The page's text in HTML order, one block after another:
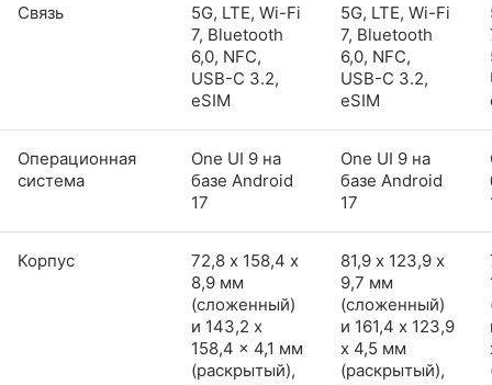
Связь
5G, LTE, Wi-Fi
7, Bluetooth
6,0, NFC,
USB-C 3.2,
eSIM
5G, LTE, Wi-Fi
7, Bluetooth
6,0, NFC,
USB-C 3.2,
eSIM
Операционная
система
One UI 9 на
базе Android
17
One UI 9 на
базе Android
17
Корпус
72,8 х 158,4 х
8,9 мм
(сложенный)
и 143,2 x
158,4 x 4,1 мм
(раскрытый),
81,9 х 123,9 х
9,7 мм
(сложенный)
и 161,4 x 123,9
x 4,5 мм
(раскрытый),